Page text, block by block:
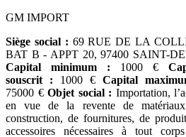
GM IMPORT
Siège social : 69 RUE DE LA
BAT B - APPT 20, 97400 SAINT-
Capital minimum : 1000 €
souscrit : 1000 € Capital
75000 € Objet social : Importation,
en vue de la revente de
construction, de fournitures, de
accessoires nécessaires à tout